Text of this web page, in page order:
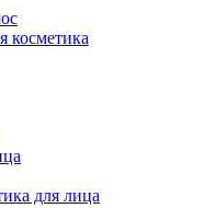
косметика
для лица